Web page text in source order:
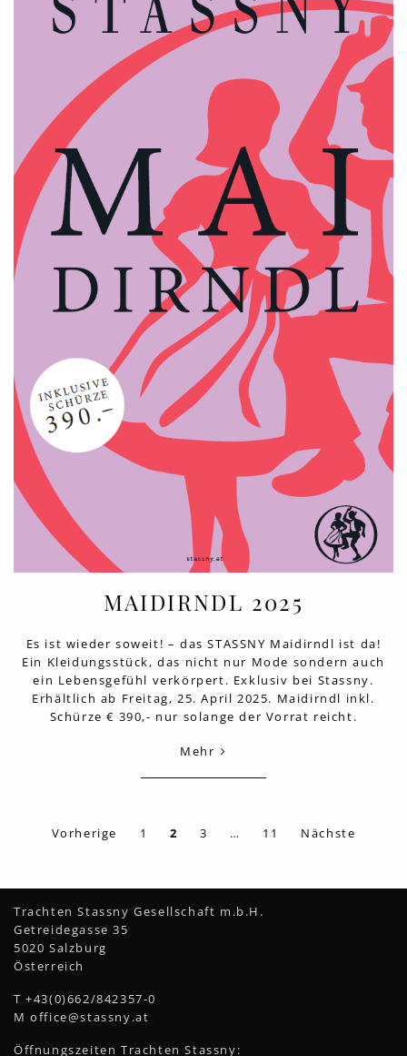
MAIDIRNDL 2025
Es ist wieder soweit! – das STASSNY Maidirndl ist da!
Ein Kleidungsstück, das nicht nur Mode sondern auch
ein Lebensgefühl verkörpert. Exklusiv bei Stassny.
Erhältlich ab Freitag, 25. April 2025. Maidirndl inkl.
Schürze € 390,- nur solange der Vorrat reicht.
Mehr
Vorherige 1 2 3 … 11 Nächste
Trachten Stassny Gesellschaft m.b.H.
Getreidegasse 35
5020 Salzburg
Österreich
T+43(0)662/842357-0
Moffice@stassny.at
Öffnungszeiten Trachten Stassny: